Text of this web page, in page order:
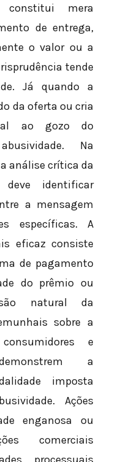
constitui mera
de entrega,
o valor ou a
tende
Já quando a
da oferta ou cria
ao gozo do
Na
análise crítica da
deve identificar
a mensagem
específicas. A
eficaz consiste
de pagamento
do prêmio ou
natural da
sobre a
e
a
imposta
Ações
enganosa ou
comerciais
processuais